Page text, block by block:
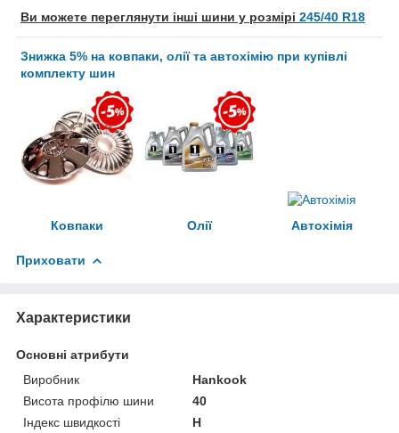
Ви можете переглянути інші шини у розмірі 245/40 R18
Знижка 5% на ковпаки, олії та автохімію при купівлі
комплекту шин
Ковпаки Олії Автохімія
Приховати
Характеристики
Основні атрибути
Виробник
Hankook
Висота профілю шини
40
Індекс швидкості
H